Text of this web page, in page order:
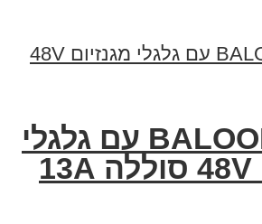
פישר BALOON עם גלגלי